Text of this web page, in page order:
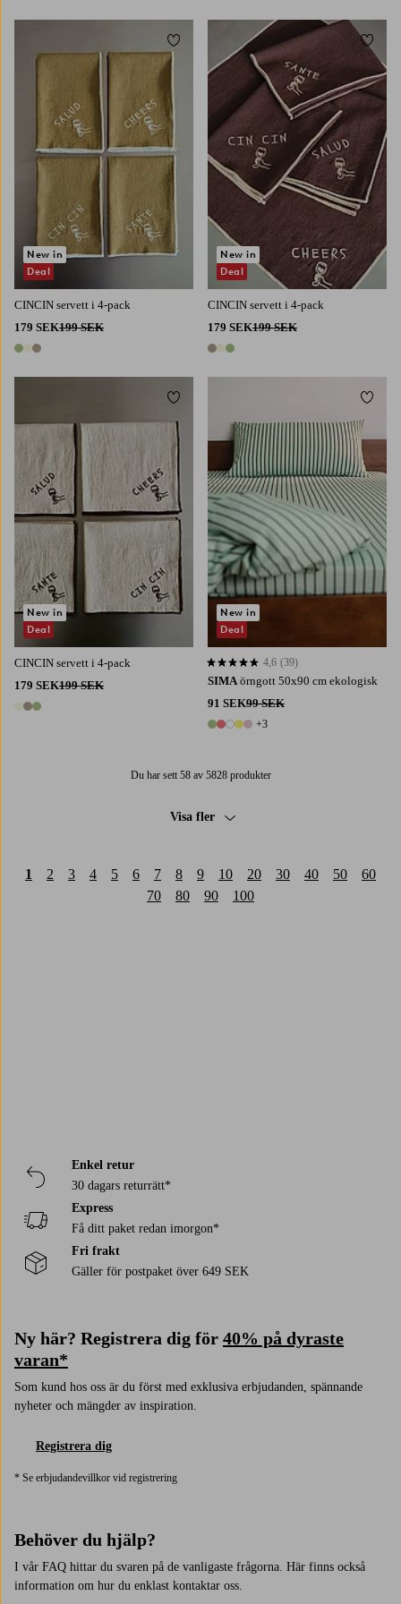
CINCIN servett i 4-pack
179 SEK199 SEK
3 färger
New in
Deal
Lägg till i favoriter
CINCIN servett i 4-pack
179 SEK199 SEK
3 färger
New in
Deal
Lägg
CINCIN servett i 4-pack
179 SEK199 SEK
3 färger
New in
Deal
Lägg till i favoriter
SIMA örngott 50x90 cm ekologisk
91 SEK99 SEK
8 färger
+3
4,6 baserat på 39 st betyg
4,6 (39)
New in
Deal
Lägg
Du har sett 58 av 5828 produkter
Visa fler
1 2 3 4 5 6 7 8 9 10 20 30 40 50
60
70
80 90 100
Enkel retur
30 dagars returrätt*
Express
Få ditt paket redan imorgon*
Fri frakt
Gäller för postpaket över 649 SEK
Ny här? Registrera dig för 40% på dyraste
varan*
Som kund hos oss är du först med exklusiva erbjudanden, spännande
nyheter och mängder av inspiration.
Registrera dig
* Se erbjudandevillkor vid registrering
Behöver du hjälp?
I vår FAQ hittar du svaren på de vanligaste frågorna. Här finns också
information om hur du enklast kontaktar oss.